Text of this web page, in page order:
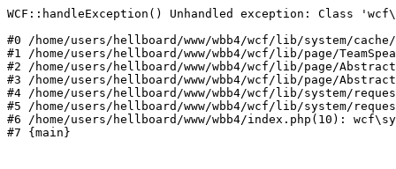
WCF::handleException() Unhandled exception: Class
#0 /home/users/hellboard/www/wbb4/wcf/lib/system/
#1 /home/users/hellboard/www/wbb4/wcf/lib/page/
#2 /home/users/hellboard/www/wbb4/wcf/lib/page/
#3 /home/users/hellboard/www/wbb4/wcf/lib/page/
#4 /home/users/hellboard/www/wbb4/wcf/lib/system/
#5 /home/users/hellboard/www/wbb4/wcf/lib/system/
#6 /home/users/hellboard/www/wbb4/index.php(10):
#7 {main}